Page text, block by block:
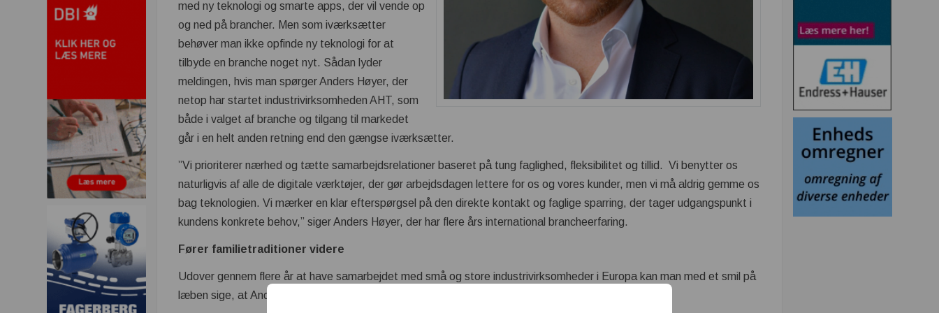
med ny teknologi og smarte apps, der vil vende op
og ned på brancher. Men som iværksætter
behøver man ikke opfinde ny teknologi for at
tilbyde en branche noget nyt. Sådan lyder
meldingen, hvis man spørger Anders Høyer, der
netop har startet industrivirksomheden AHT, som
både i valget af branche og tilgang til markedet
går i en helt anden retning end den gængse iværksætter.
”Vi prioriterer nærhed og tætte samarbejdsrelationer baseret på tung faglighed, fleksibilitet og tillid. Vi benytter os
naturligvis af alle de digitale værktøjer, der gør arbejdsdagen lettere for os og vores kunder, men vi må aldrig gemme os
bag teknologien. Vi mærker en klar efterspørgsel på den direkte kontakt og faglige sparring, der tager udgangspunkt i
kundens konkrete behov,” siger Anders Høyer, der har flere års international brancheerfaring.
Fører familietraditioner videre
Udover gennem flere år at have samarbejdet med små og store industrivirksomheder i Europa kan man med et smil på
læben sige, at Anders Høyer er arveligt belastet.